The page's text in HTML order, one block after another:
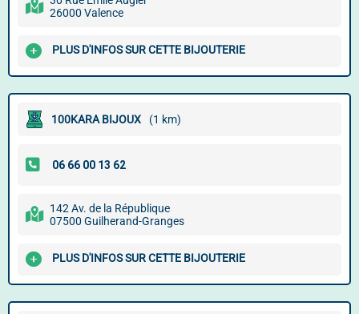
26000 Valence
PLUS D'INFOS SUR CETTE BIJOUTERIE
100KARA BIJOUX (1 km)
142 Av. de la République
07500 Guilherand-Granges
PLUS D'INFOS SUR CETTE BIJOUTERIE